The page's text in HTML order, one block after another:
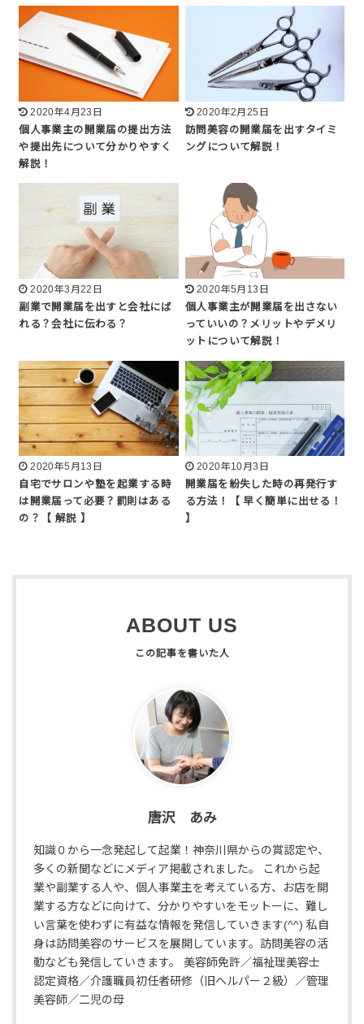
2020年4月23日
個人事業主の開業届の提出方法
や提出先について分かりやすく
解説！
2020年2月25日
訪問美容の開業届を出すタイミ
ングについて解説！
2020年3月22日
副業で開業届を出すと会社にば
れる？会社に伝わる？
2020年5月13日
個人事業主が開業届を出さない
っていいの？メリットやデメリ
ットについて解説！
2020年5月13日
自宅でサロンや塾を起業する時
は開業届って必要？罰則はある
の？【 解説 】
2020年10月3日
開業届を紛失した時の再発行す
る方法！【 早く簡単に出せる！
】
ABOUT US
唐沢 あみ
知識０から一念発起して起業！神奈川県からの賞認定や、
多くの新聞などにメディア掲載されました。 これから起
業や副業する人や、個人事業主を考えている方、お店を開
業する方などに向けて、分かりやすいをモットーに、難し
い言葉を使わずに有益な情報を発信していきます(^^) 私自
身は訪問美容のサービスを展開しています。訪問美容の活
動なども発信していきます。 美容師免許／福祉理美容士
認定資格／介護職員初任者研修（旧ヘルパー２級）／管理
美容師／二児の母